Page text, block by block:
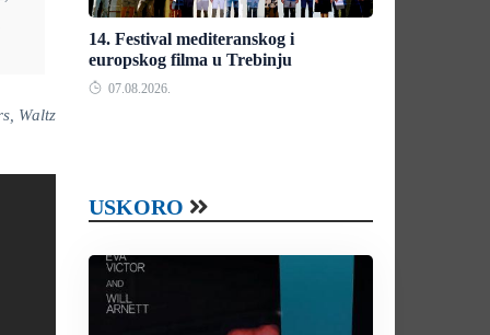
Waltz
14. Festival mediteranskog i
europskog filma u Trebinju
07.08.2026.
USKORO